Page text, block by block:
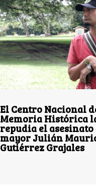
El Centro Nacional
Memoria Histórica
repudia el asesinato
mayor Julián
Gutiérrez Grajales